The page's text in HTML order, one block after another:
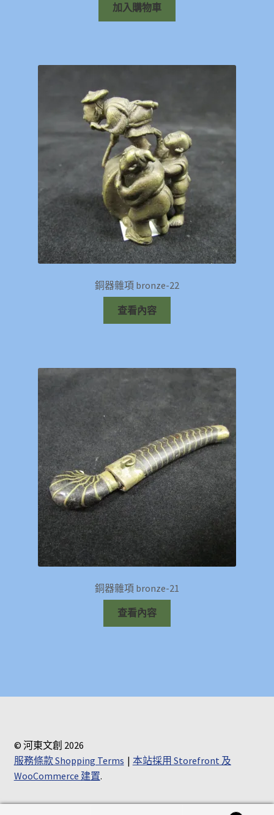
加入購物車
銅器雜項 bronze-22
查看內容
銅器雜項 bronze-21
查看內容
© 河東文創 2026
服務條款 Shopping Terms
本站採用 Storefront 及
WooCommerce 建置.